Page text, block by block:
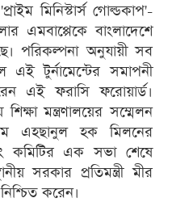
মিনিস্টার্স গোল্ডকাপ'-
এমবাপ্পেকে বাংলাদেশে
পরিকল্পনা অনুযায়ী সব
এই টুর্নামেন্টের সমাপনী
এই ফরাসি ফরোয়ার্ড।
মন্ত্রণালয়ের সম্মেলন
এহছানুল হক মিলনের
কমিটির এক সভা শেষে
সরকার প্রতিমন্ত্রী মীর
করেন।